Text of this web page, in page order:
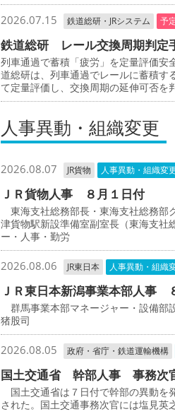
2026.07.15 鉄道総研・JRシステム 予
鉄道総研 レール交換周期判定
列車通過で蓄積「疲労」を定量評価
道総研は、列車通過でレールに蓄積す
て定量評価し、交換周期の延伸可否を
人事異動・組織変更
2026.08.07 JR貨物 人事異動・組織変
ＪＲ貨物人事 ８月１日付
東海支社総務部長・東海支社総務部
津貨物駅新設準備室副室長（東海支社
ー・人事・勤労
2026.08.06 JR東日本 人事異動・組織
ＪＲ東日本新潟事業本部人事
群馬事業本部マネージャー・設備部
猪股司
2026.08.05 政府・省庁・鉄道運輸機構
国土交通省 幹部人事 事務次
国土交通省は７日付で幹部の異動を
された。国土交通事務次官には塩見英